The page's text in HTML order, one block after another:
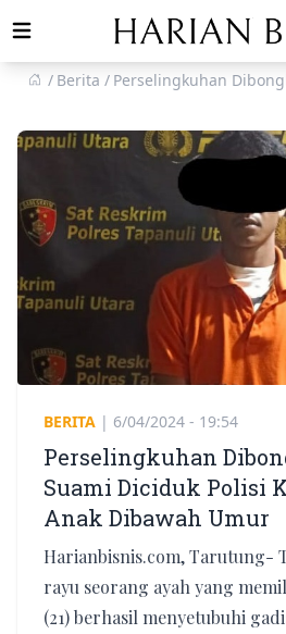
Open main menu
Berita
Perselingkuhan
BERITA | 6/04/2024 - 19:54
Perselingkuhan
Suami Diciduk Polisi
Anak Dibawah Umur
Harianbisnis.com, Tarutung-
rayu seorang ayah yang
(21) berhasil menyetubuhi